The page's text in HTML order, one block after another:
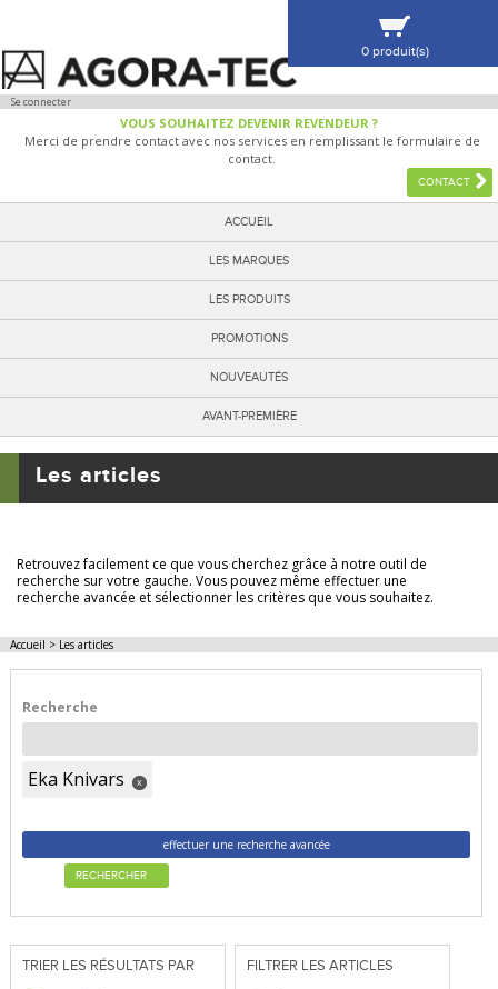
Se connecter
VOUS SOUHAITEZ DEVENIR REVENDEUR ?
Merci de prendre contact avec nos services en remplissant le formulaire de
contact.
CONTACT
ACCUEIL
LES MARQUES
LES PRODUITS
PROMOTIONS
NOUVEAUTÉS
AVANT-PREMIÈRE
0 produit(s)
VOIR MA SÉLECTION
Les articles
Retrouvez facilement ce que vous cherchez grâce à notre outil de
recherche sur votre gauche. Vous pouvez même effectuer une
recherche avancée et sélectionner les critères que vous souhaitez.
Accueil > Les articles
Recherche
Eka Knivars x
effectuer une recherche avancée
RECHERCHER
TRIER LES RÉSULTATS PAR FILTRER LES ARTICLES